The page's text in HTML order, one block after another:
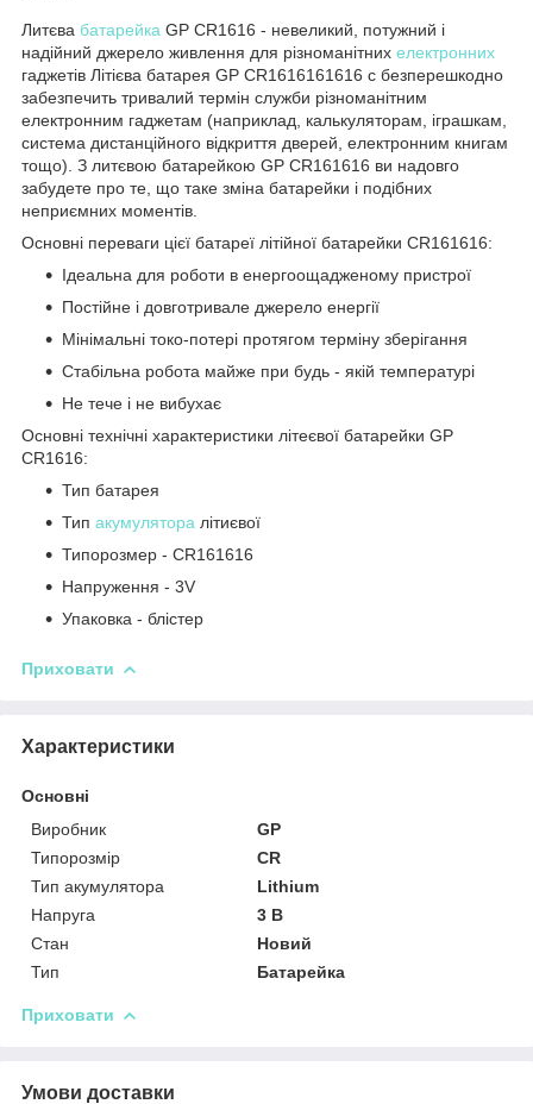
Литєва батарейка GP CR1616 - невеликий, потужний і
надійний джерело живлення для різноманітних електронних
гаджетів Літієва батарея GP CR1616161616 с безперешкодно
забезпечить тривалий термін служби різноманітним
електронним гаджетам (наприклад, калькуляторам, іграшкам,
система дистанційного відкриття дверей, електронним книгам
тощо). З литєвою батарейкою GP CR161616 ви надовго
забудете про те, що таке зміна батарейки і подібних
неприємних моментів.
Основні переваги цієї батареї літійної батарейки CR161616:
Ідеальна для роботи в енергоощадженому пристрої
Постійне і довготривале джерело енергії
Мінімальні токо-потері протягом терміну зберігання
Стабільна робота майже при будь - якій температурі
Не тече і не вибухає
Основні технічні характеристики літеєвої батарейки GP
CR1616:
Тип батарея
Тип акумулятора літиєвої
Типорозмер - CR161616
Напруження - 3V
Упаковка - блістер
Приховати
Характеристики
Основні
Виробник
GP
Типорозмір
CR
Тип акумулятора
Lithium
Напруга
3 В
Стан
Новий
Тип
Батарейка
Приховати
Умови доставки